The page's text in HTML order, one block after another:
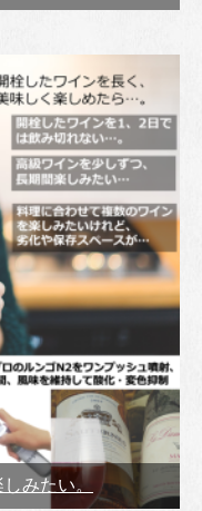
みたい。